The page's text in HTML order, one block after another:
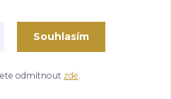
cookies.
Eshop-rychle.cz
Souhlasím
odmítnout zde